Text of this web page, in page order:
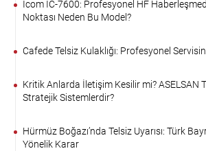
Icom IC-7600: Profesyonel HF
Noktası Neden Bu Model?
Cafede Telsiz Kulaklığı: Profesyonel
Kritik Anlarda İletişim Kesilir mi? ASELSAN
Stratejik Sistemlerdir?
Hürmüz Boğazı’nda Telsiz Uyarısı: Türk
Yönelik Karar